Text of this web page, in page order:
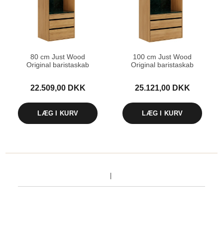
80 cm Just Wood
Original baristaskab
22.509,00 DKK
LÆG I KURV
100 cm Just Wood
Original baristaskab
25.121,00 DKK
LÆG I KURV